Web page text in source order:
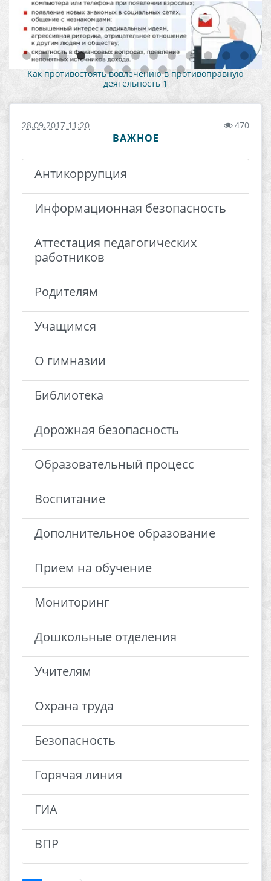
Как противостоять вовлечению в противоправную
деятельность 1
28.09.2017 11:20 470
ВАЖНОЕ
Антикоррупция
Информационная безопасность
Аттестация педагогических
работников
Родителям
Учащимся
О гимназии
Библиотека
Дорожная безопасность
Образовательный процесс
Воспитание
Дополнительное образование
Прием на обучение
Мониторинг
Дошкольные отделения
Учителям
Охрана труда
Безопасность
Горячая линия
ГИА
ВПР